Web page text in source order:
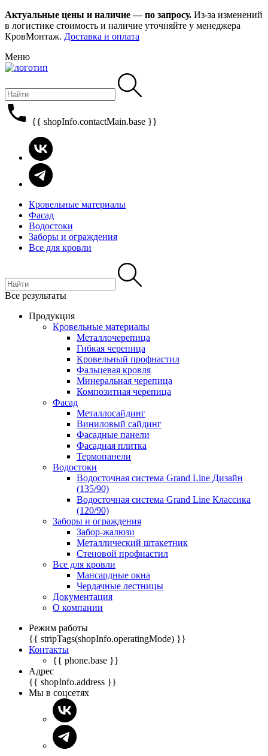
Актуальные цены и наличие — по запросу. Из-за изменений
в логистике стоимость и наличие уточняйте у менеджера
КровМонтаж. Доставка и оплата
Меню
{{ shopInfo.contactMain.base }}
Кровельные материалы
Фасад
Водостоки
Заборы и ограждения
Все для кровли
Все результаты
Продукция
Кровельные материалы
Металлочерепица
Гибкая черепица
Кровельный профнастил
Фальцевая кровля
Минеральная черепица
Композитная черепица
Фасад
Металлосайдинг
Виниловый сайдинг
Фасадные панели
Фасадная плитка
Термопанели
Водостоки
Водосточная система Grand Line Дизайн
(135/90)
Водосточная система Grand Line Классика
(120/90)
Заборы и ограждения
Забор-жалюзи
Металлический штакетник
Стеновой профнастил
Все для кровли
Мансардные окна
Чердачные лестницы
Документация
О компании
Режим работы
{{ stripTags(shopInfo.operatingMode) }}
Контакты
{{ phone.base }}
Адрес
{{ shopInfo.address }}
Мы в соцсетях